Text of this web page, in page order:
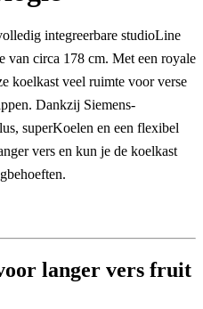
integreerbare studioLine
van circa 178 cm. Met een royale
koelkast veel ruimte voor verse
Dankzij Siemens-
superKoelen en een flexibel
vers en kun je de koelkast
langer vers fruit